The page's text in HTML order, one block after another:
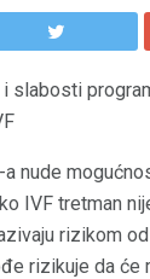
slabosti
nude
IVF tretman
rizikom
rizikuje da će